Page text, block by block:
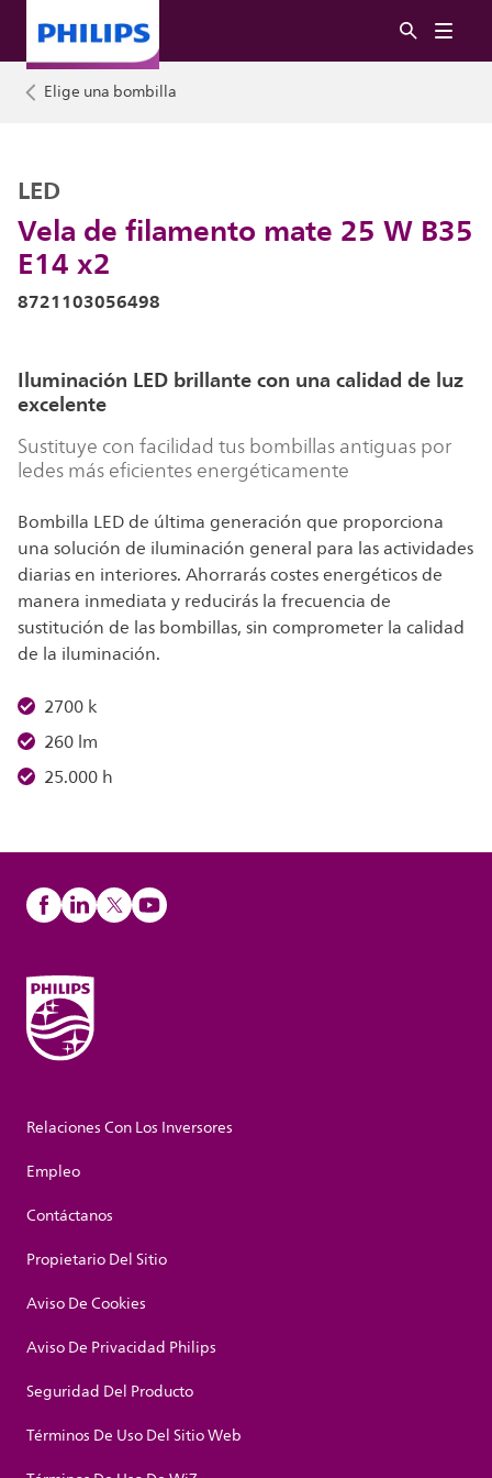
Elige una bombilla
Vela de filamento mate 25 W B35
E14 x2
LED
8721103056498
Iluminación LED brillante con una calidad de luz
excelente
Sustituye con facilidad tus bombillas antiguas por
ledes más eficientes energéticamente
Bombilla LED de última generación que proporciona
una solución de iluminación general para las actividades
diarias en interiores. Ahorrarás costes energéticos de
manera inmediata y reducirás la frecuencia de
sustitución de las bombillas, sin comprometer la calidad
de la iluminación.
2700 k
260 lm
25.000 h
Relaciones Con Los Inversores
Empleo
Contáctanos
Propietario Del Sitio
Aviso De Cookies
Aviso De Privacidad Philips
Seguridad Del Producto
Términos De Uso Del Sitio Web